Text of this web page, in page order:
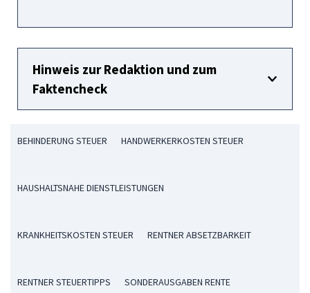
Hinweis zur Redaktion und zum
Faktencheck
BEHINDERUNG STEUER HANDWERKERKOSTEN STEUER
HAUSHALTSNAHE DIENSTLEISTUNGEN
KRANKHEITSKOSTEN STEUER RENTNER ABSETZBARKEIT
RENTNER STEUERTIPPS SONDERAUSGABEN RENTE